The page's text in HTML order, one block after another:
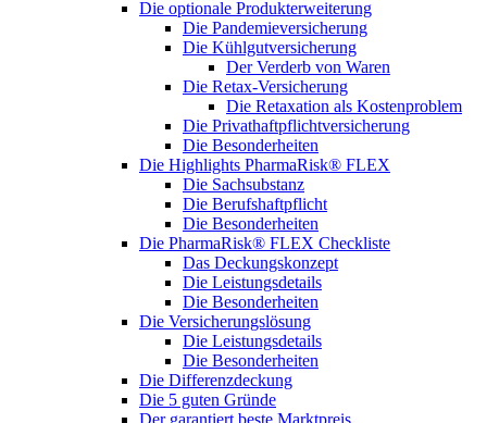
Die optionale Produkterweiterung
Die Pandemieversicherung
Die Kühlgutversicherung
Der Verderb von Waren
Die Retax-Versicherung
Die Retaxation als Kostenproblem
Die Privathaftpflichtversicherung
Die Besonderheiten
Die Highlights PharmaRisk® FLEX
Die Sachsubstanz
Die Berufshaftpflicht
Die Besonderheiten
Die PharmaRisk® FLEX Checkliste
Das Deckungskonzept
Die Leistungsdetails
Die Besonderheiten
Die Versicherungslösung
Die Leistungsdetails
Die Besonderheiten
Die Differenzdeckung
Die 5 guten Gründe
Der garantiert beste Marktpreis